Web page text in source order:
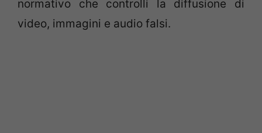
normativo che controlli la diffusione di
video, immagini e audio falsi.